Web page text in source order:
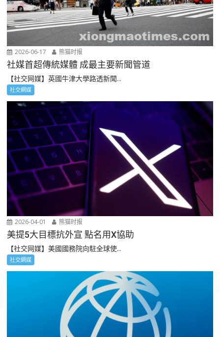
2026-06-17 熊猫时报
社媒首超傳統媒體 成最主要新聞管道
【社交网媒】英國牛津大學路透新聞...
社交網媒
2026-04-01 熊猫时报
美提5大目標抗外宣 點名用X協助
【社交网媒】美國國務院向駐全球使...
社交網媒